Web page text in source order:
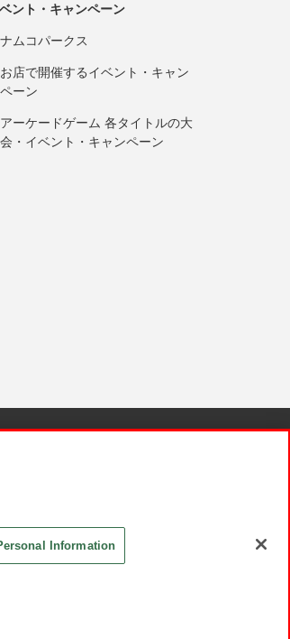
ント・キャンペーン
ナムコパークス
お店で開催するイベント・キャン
ペーン
アーケードゲーム 各タイトルの大
会・イベント・キャンペーン
Information